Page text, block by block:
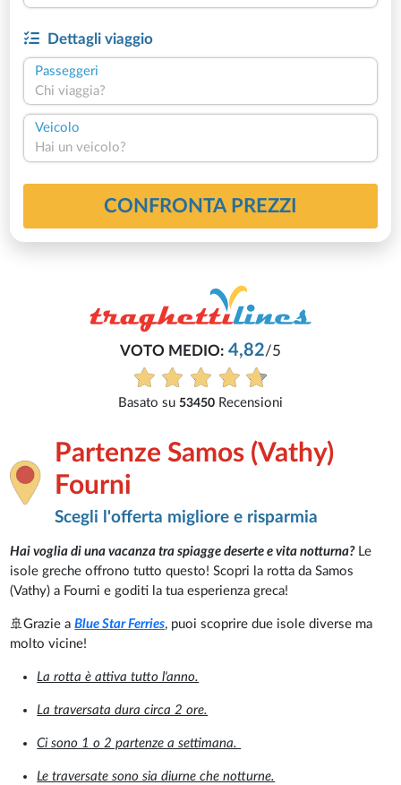
Dettagli viaggio
Passeggeri
Chi viaggia?
Veicolo
Hai un veicolo?
CONFRONTA PREZZI
Partenze Samos (Vathy)
Fourni
Scegli l'offerta migliore e risparmia
Hai voglia di una vacanza tra spiagge deserte e vita notturna?Le
isole greche offrono tutto questo! Scopri la rotta da Samos
(Vathy) a Fourni e goditi la tua esperienza greca!
🚢Grazie aBlue Star Ferries, puoi scoprire due isole diverse ma
molto vicine!
La rotta è attiva tutto l'anno.
La traversata dura circa 2 ore.
Ci sono 1 o 2 partenze a settimana.
Le traversate sono sia diurne che notturne.